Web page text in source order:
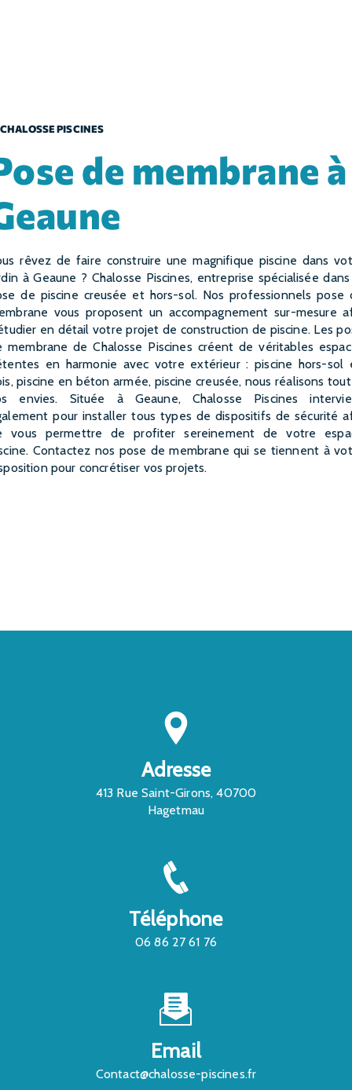
CHALOSSE PISCINES
à
à Geaune ? Chalosse Piscines, entreprise spécialisée
de piscine creusée et hors-sol. Nos professionnels pose
vous proposent un accompagnement sur-mesure
en détail votre projet de construction de piscine. Les
membrane de Chalosse Piscines créent de véritables
en harmonie avec votre extérieur : piscine hors-sol
piscine en béton armée, piscine creusée, nous réalisons
envies. Située à Geaune, Chalosse Piscines
pour installer tous types de dispositifs de sécurité
vous permettre de profiter sereinement de votre
Contactez nos pose de membrane qui se tiennent à
pour concrétiser vos projets.
Adresse
413 Rue Saint-Girons, 40700
Hagetmau
Téléphone
06 86 27 61 76
Email
contact@chalosse-piscines.fr